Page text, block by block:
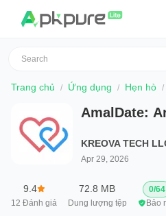
Trang chủ Ứng dụng Hẹn hò
AmalDate:
KREOVA TECH
Apr 29, 2026
9.4
12 Đánh giá
72.8 MB
Dung lượng tệp
0/64
Bảo